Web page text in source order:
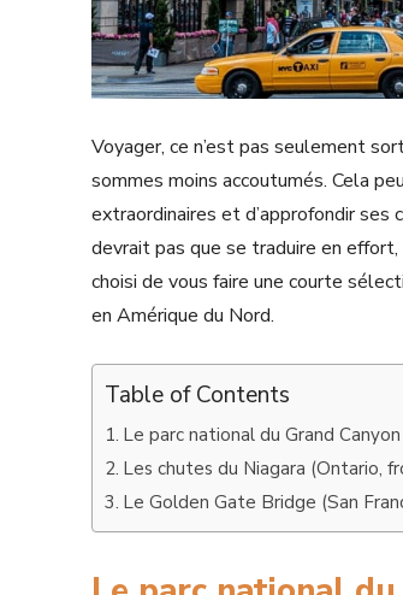
Voyager, ce n’est pas seulement
sommes moins accoutumés. Cela
extraordinaires et d’approfondir ses
devrait pas que se traduire en
choisi de vous faire une courte
en Amérique du Nord.
Table of Contents
Le parc national du Grand
Les chutes du Niagara (Ontario,
Le Golden Gate Bridge (San